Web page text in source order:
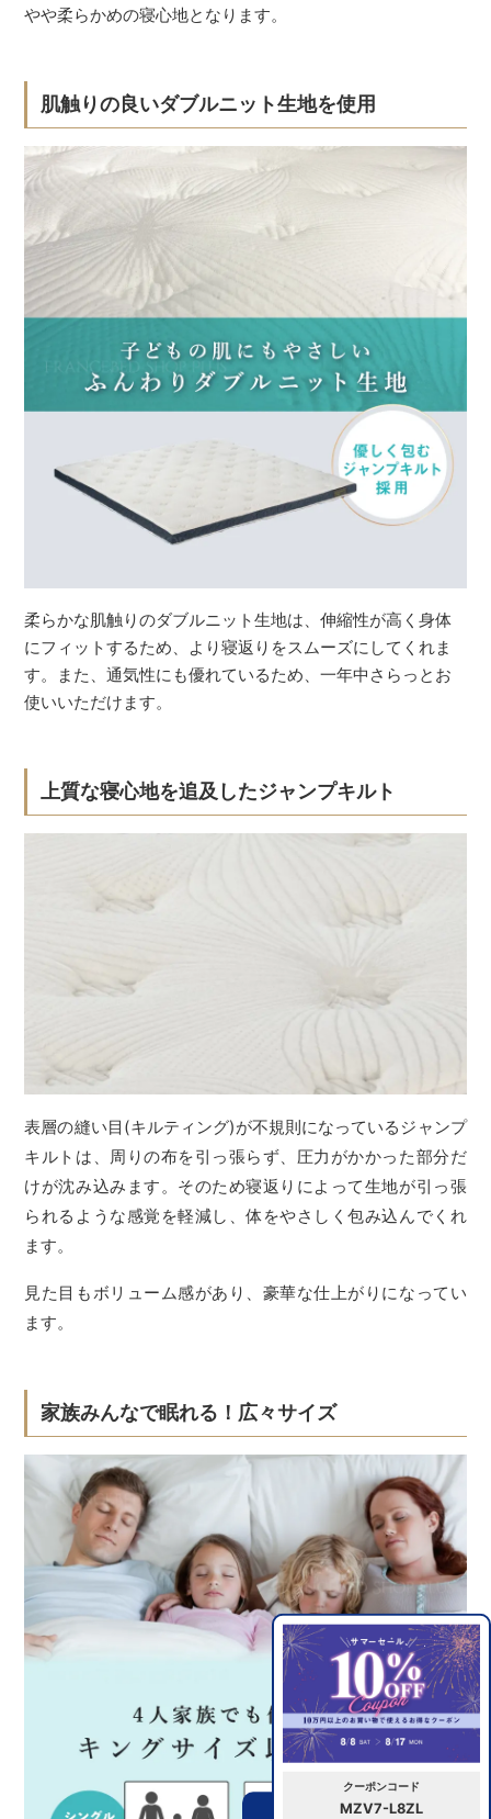
クーポンコード
MZV7-L8ZL
やや柔らかめの寝心地となります。
肌触りの良いダブルニット生地を使用
柔らかな肌触りのダブルニット生地は、伸縮性が高く身体
にフィットするため、より寝返りをスムーズにしてくれま
す。また、通気性にも優れているため、一年中さらっとお
使いいただけます。
上質な寝心地を追及したジャンプキルト
表層の縫い目(キルティング)が不規則になっているジャンプ
キルトは、周りの布を引っ張らず、圧力がかかった部分だ
けが沈み込みます。そのため寝返りによって生地が引っ張
られるような感覚を軽減し、体をやさしく包み込んでくれ
ます。
見た目もボリューム感があり、豪華な仕上がりになってい
ます。
家族みんなで眠れる！広々サイズ